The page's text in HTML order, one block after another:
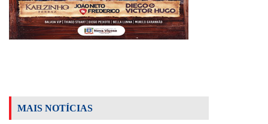
MAIS NOTÍCIAS